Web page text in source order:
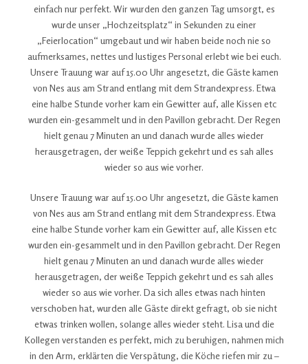
einfach nur perfekt. Wir wurden den ganzen Tag umsorgt, es
wurde unser „Hochzeitsplatz“ in Sekunden zu einer
„Feierlocation“ umgebaut und wir haben beide noch nie so
aufmerksames, nettes und lustiges Personal erlebt wie bei euch.
Unsere Trauung war auf 15.00 Uhr angesetzt, die Gäste kamen
von Nes aus am Strand entlang mit dem Strandexpress. Etwa
eine halbe Stunde vorher kam ein Gewitter auf, alle Kissen etc
wurden ein-gesammelt und in den Pavillon gebracht. Der Regen
hielt genau 7 Minuten an und danach wurde alles wieder
herausgetragen, der weiße Teppich gekehrt und es sah alles
wieder so aus wie vorher.
Unsere Trauung war auf 15.00 Uhr angesetzt, die Gäste kamen
von Nes aus am Strand entlang mit dem Strandexpress. Etwa
eine halbe Stunde vorher kam ein Gewitter auf, alle Kissen etc
wurden ein-gesammelt und in den Pavillon gebracht. Der Regen
hielt genau 7 Minuten an und danach wurde alles wieder
herausgetragen, der weiße Teppich gekehrt und es sah alles
wieder so aus wie vorher. Da sich alles etwas nach hinten
verschoben hat, wurden alle Gäste direkt gefragt, ob sie nicht
etwas trinken wollen, solange alles wieder steht. Lisa und die
Kollegen verstanden es perfekt, mich zu beruhigen, nahmen mich
in den Arm, erklärten die Verspätung, die Köche riefen mir zu –